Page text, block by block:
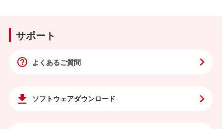
サポート
よくあるご質問
ソフトウェアダウンロード